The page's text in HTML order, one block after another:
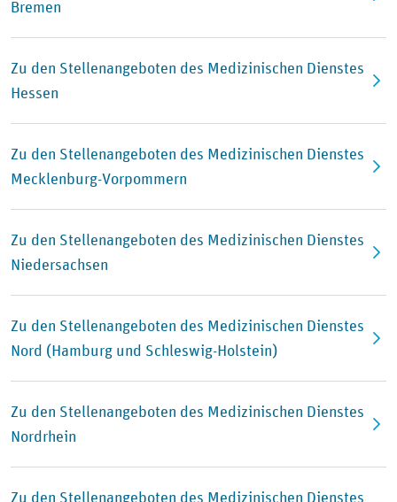
Bremen
Zu den Stellenangeboten des Medizinischen Dienstes
Hessen
Zu den Stellenangeboten des Medizinischen Dienstes
Mecklenburg-Vorpommern
Zu den Stellenangeboten des Medizinischen Dienstes
Niedersachsen
Zu den Stellenangeboten des Medizinischen Dienstes
Nord (Hamburg und Schleswig-Holstein)
Zu den Stellenangeboten des Medizinischen Dienstes
Nordrhein
Zu den Stellenangeboten des Medizinischen Dienstes